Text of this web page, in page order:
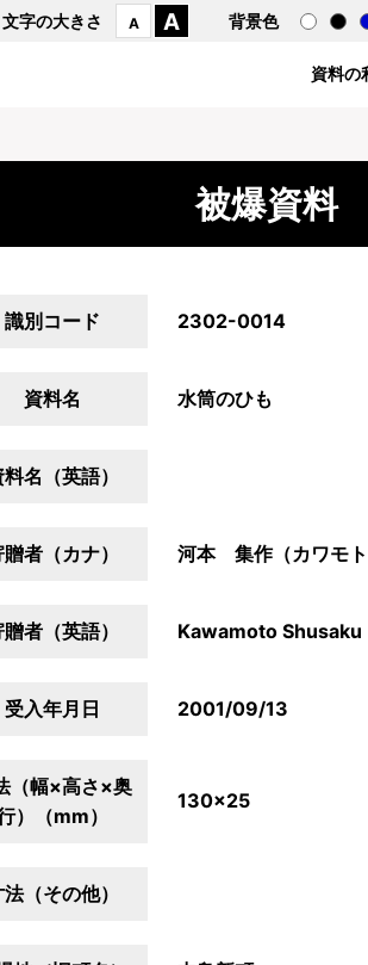
文字の大きさ A A 背景色
資料の
被爆資料
識別コード 2302-0014
資料名 水筒のひも
名（英語）
者（カナ） 河本 集作（カワモ
者（英語） Kawamoto Shusaku
受入年月日 2001/09/13
（幅×高さ×奥
）（mm）
130×25
（その他）